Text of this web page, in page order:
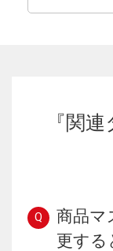
『関
Q
商品マ
更する